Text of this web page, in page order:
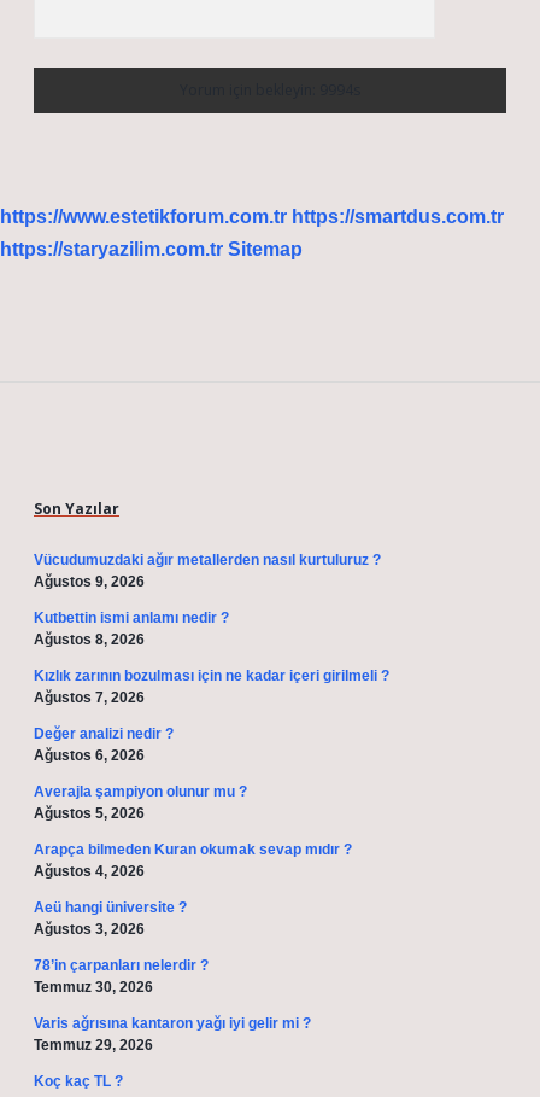
https://www.estetikforum.com.tr https://smartdus.com.tr
https://staryazilim.com.tr Sitemap
Son Yazılar
Vücudumuzdaki ağır metallerden nasıl kurtuluruz ?
Ağustos 9, 2026
Kutbettin ismi anlamı nedir ?
Ağustos 8, 2026
Kızlık zarının bozulması için ne kadar içeri girilmeli ?
Ağustos 7, 2026
Değer analizi nedir ?
Ağustos 6, 2026
Averajla şampiyon olunur mu ?
Ağustos 5, 2026
Arapça bilmeden Kuran okumak sevap mıdır ?
Ağustos 4, 2026
Aeü hangi üniversite ?
Ağustos 3, 2026
78’in çarpanları nelerdir ?
Temmuz 30, 2026
Varis ağrısına kantaron yağı iyi gelir mi ?
Temmuz 29, 2026
Koç kaç TL ?